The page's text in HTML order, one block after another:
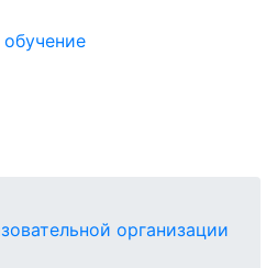
организации